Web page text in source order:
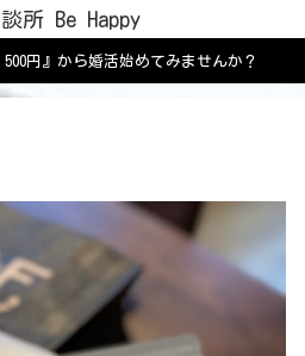
所 Be Happy
円』から婚活始めてみませんか？